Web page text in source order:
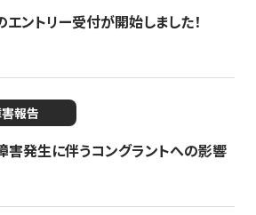
ントリー受付が開始しました！
報告
害発生に伴うコングラントへの影響